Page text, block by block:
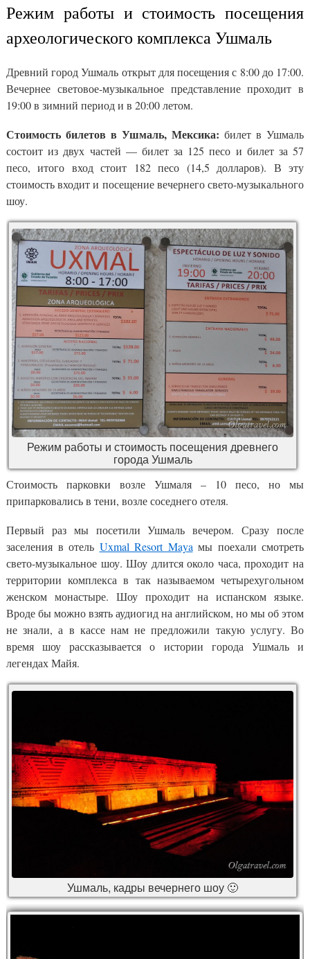
Режим работы и стоимость посещения
археологического комплекса Ушмаль
Древний город Ушмаль открыт для посещения с 8:00 до 17:00.
Вечернее световое-музыкальное представление проходит в
19:00 в зимний период и в 20:00 летом.
Стоимость билетов в Ушмаль, Мексика: билет в Ушмаль
состоит из двух частей — билет за 125 песо и билет за 57
песо, итого вход стоит 182 песо (14,5 долларов). В эту
стоимость входит и посещение вечернего свето-музыкального
шоу.
Режим работы и стоимость посещения древнего
города Ушмаль
Стоимость парковки возле Ушмаля – 10 песо, но мы
припарковались в тени, возле соседнего отеля.
Первый раз мы посетили Ушмаль вечером. Сразу после
заселения в отель Uxmal Resort Maya мы поехали смотреть
свето-музыкальное шоу. Шоу длится около часа, проходит на
территории комплекса в так называемом четырехугольном
женском монастыре. Шоу проходит на испанском языке.
Вроде бы можно взять аудиогид на английском, но мы об этом
не знали, а в кассе нам не предложили такую услугу. Во
время шоу рассказывается о истории города Ушмаль и
легендах Майя.
Ушмаль, кадры вечернего шоу 🙂